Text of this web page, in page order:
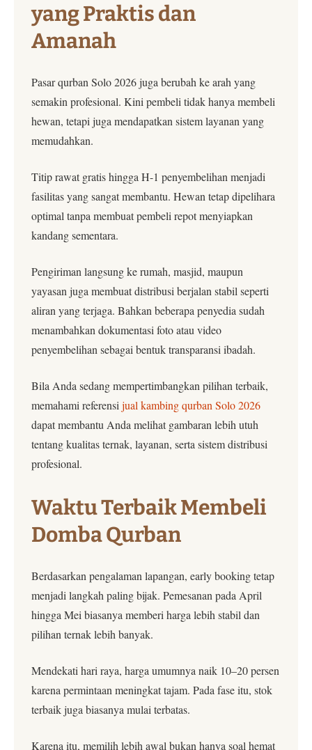
yang Praktis dan
Amanah
Pasar qurban Solo 2026 juga berubah ke arah yang
semakin profesional. Kini pembeli tidak hanya membeli
hewan, tetapi juga mendapatkan sistem layanan yang
memudahkan.
Titip rawat gratis hingga H-1 penyembelihan menjadi
fasilitas yang sangat membantu. Hewan tetap dipelihara
optimal tanpa membuat pembeli repot menyiapkan
kandang sementara.
Pengiriman langsung ke rumah, masjid, maupun
yayasan juga membuat distribusi berjalan stabil seperti
aliran yang terjaga. Bahkan beberapa penyedia sudah
menambahkan dokumentasi foto atau video
penyembelihan sebagai bentuk transparansi ibadah.
Bila Anda sedang mempertimbangkan pilihan terbaik,
memahami referensi jual kambing qurban Solo 2026
dapat membantu Anda melihat gambaran lebih utuh
tentang kualitas ternak, layanan, serta sistem distribusi
profesional.
Waktu Terbaik Membeli
Domba Qurban
Berdasarkan pengalaman lapangan, early booking tetap
menjadi langkah paling bijak. Pemesanan pada April
hingga Mei biasanya memberi harga lebih stabil dan
pilihan ternak lebih banyak.
Mendekati hari raya, harga umumnya naik 10–20 persen
karena permintaan meningkat tajam. Pada fase itu, stok
terbaik juga biasanya mulai terbatas.
Karena itu, memilih lebih awal bukan hanya soal hemat